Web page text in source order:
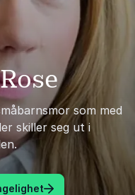
som med
skiller seg ut i